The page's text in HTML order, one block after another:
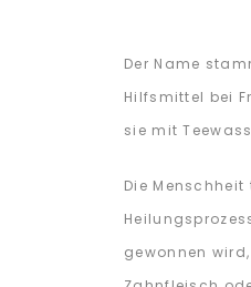
Der Name
Hilfsmittel bei
sie mit
Die
gewonnen